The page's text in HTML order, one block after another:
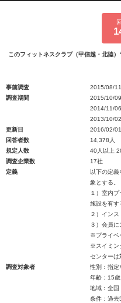
このフィットネスクラブ（甲信越・北陸
事前調査
2015/08/
調査期間
2015/10/
2014/11/
2013/10/
更新日
2016/02/01
回答者数
14,378人
規定人数
40人以上
調査企業数
17社
定義
以下の定
象とする。
１）室内
施設を有す
２）イン
３）会員
※プライベ
※スイミン
センターは
調査対象者
性別：指定
年齢：15歳
地域：全国
条件：過去